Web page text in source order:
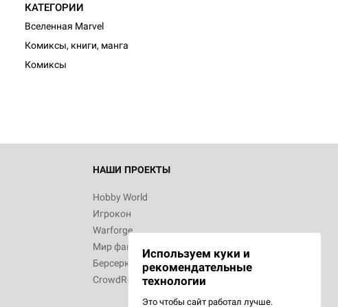
КАТЕГОРИИ
Вселенная Marvel
Комиксы, книги, манга
Комиксы
НАШИ ПРОЕКТЫ
Hobby World
Игрокон
Warforge
Мир фантастики
Берсерк
CrowdRepublic
Используем куки и
рекомендательные
технологии
Это чтобы сайт работал лучше.